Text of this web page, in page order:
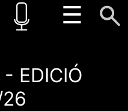
☰
EDICIÓ